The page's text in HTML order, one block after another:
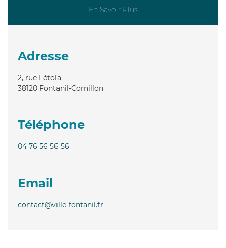
En Savoir Plus
Adresse
2, rue Fétola
38120 Fontanil-Cornillon
Téléphone
04 76 56 56 56
Email
contact@ville-fontanil.fr